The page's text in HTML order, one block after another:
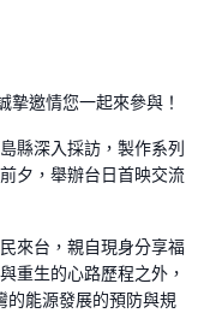
摯邀情您一起來參與！
縣深入採訪，製作系列
夕，舉辦台日首映交流
來台，親自現身分享福
重生的心路歷程之外，
的能源發展的預防與規